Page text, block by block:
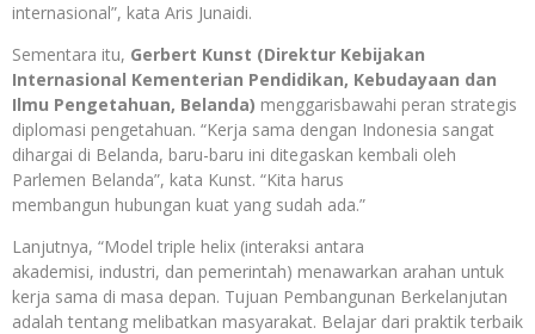
internasional”, kata Aris Junaidi.
Sementara itu, Gerbert Kunst (Direktur Kebijakan
Internasional Kementerian Pendidikan, Kebudayaan dan
Ilmu Pengetahuan, Belanda) menggarisbawahi peran strategis
diplomasi pengetahuan. “Kerja sama dengan Indonesia sangat
dihargai di Belanda, baru-baru ini ditegaskan kembali oleh
Parlemen Belanda”, kata Kunst. “Kita harus
membangun hubungan kuat yang sudah ada.”
Lanjutnya, “Model triple helix (interaksi antara
akademisi, industri, dan pemerintah) menawarkan arahan untuk
kerja sama di masa depan. Tujuan Pembangunan Berkelanjutan
adalah tentang melibatkan masyarakat. Belajar dari praktik terbaik